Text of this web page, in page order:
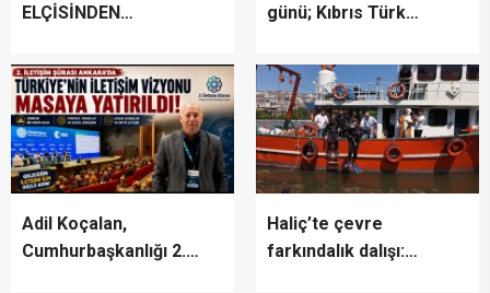
ELÇİSİNDEN
DUYGUSAL MESAJ:
“BURASI BENİM İKİNCİ
EVİM”
günü; Kıbrıs Türk
çınarı vefat etti
Adil Koçalan,
Cumhurbaşkanlığı 2.
Haliç’te çevre
farkındalık dalışı: